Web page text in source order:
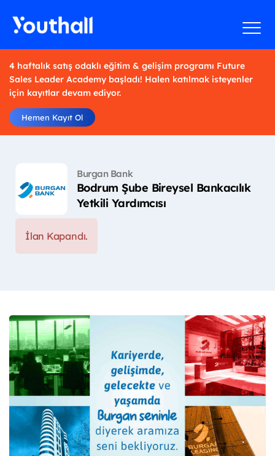
4 haftalık satış odaklı eğitim & gelişim programı Future
Sales Leader Academy başladı! Halen katılmak isteyenler
için kayıtlar devam ediyor.
Hemen Kayıt Ol
Burgan Bank
Bodrum Şube Bireysel Bankacılık
Yetkili Yardımcısı
İlan Kapandı.